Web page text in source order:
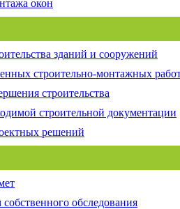
окон
зданий и сооружений
строительно-монтажных
строительства
строительной документации
решений
собственного обследования